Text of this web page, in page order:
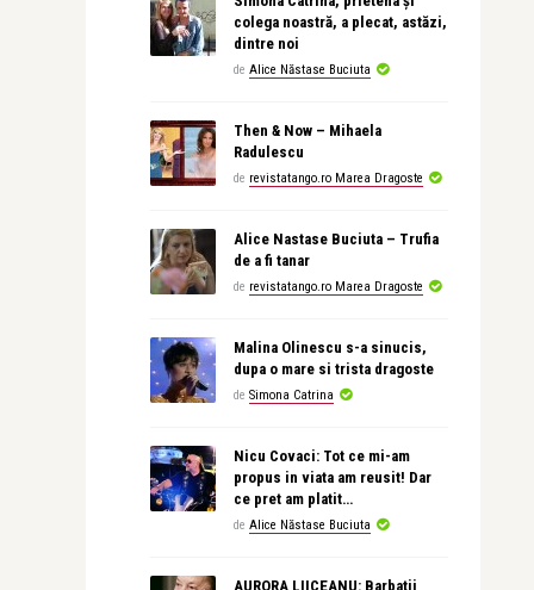
colega noastră, a plecat, astăzi,
dintre noi
de Alice Năstase Buciuta
Then & Now – Mihaela
Radulescu
de revistatango.ro Marea Dragoste
Alice Nastase Buciuta – Trufia
de a fi tanar
de revistatango.ro Marea Dragoste
Malina Olinescu s-a sinucis,
dupa o mare si trista dragoste
de Simona Catrina
Nicu Covaci: Tot ce mi-am
propus in viata am reusit! Dar
ce pret am platit…
de Alice Năstase Buciuta
AURORA LIICEANU: Barbatii